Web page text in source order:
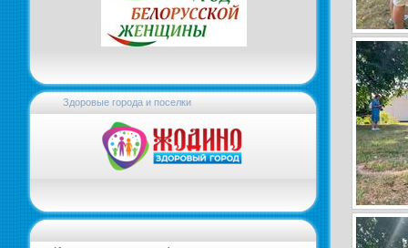
Здоровые города и поселки